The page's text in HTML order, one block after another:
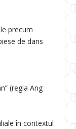
precum
de dans
(regia Ang
în contextul